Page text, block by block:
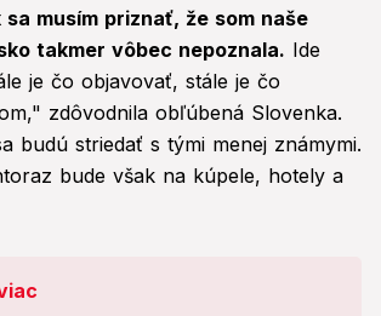
musím priznať, že som naše
takmer vôbec nepoznala. Ide
je čo objavovať, stále je čo
zdôvodnila obľúbená Slovenka.
budú striedať s tými menej známymi.
bude však na kúpele, hotely a